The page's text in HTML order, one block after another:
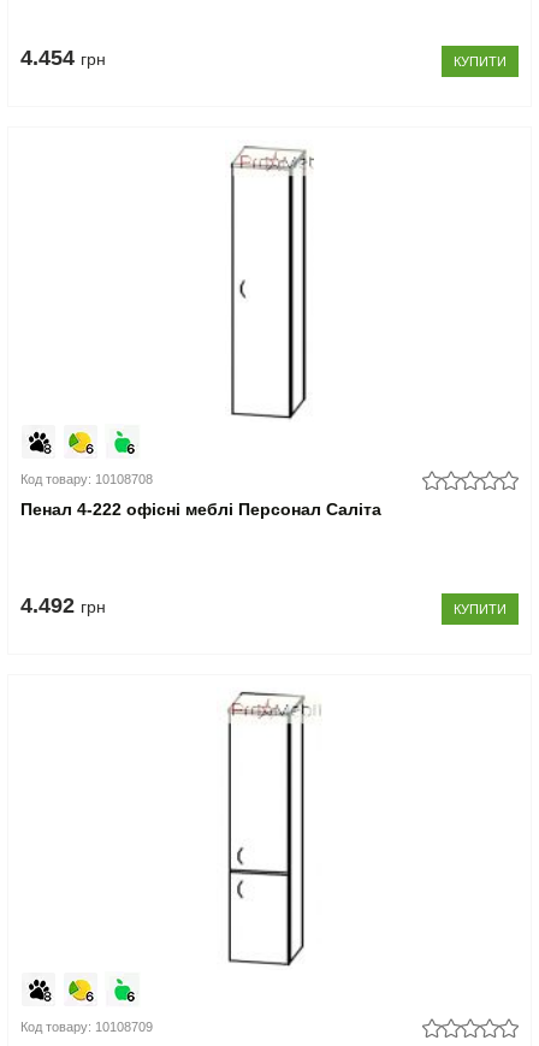
4.454 грн КУПИТИ
Код товару: 10108708
Пенал 4-222 офісні меблі Персонал Саліта
4.492 грн КУПИТИ
Код товару: 10108709